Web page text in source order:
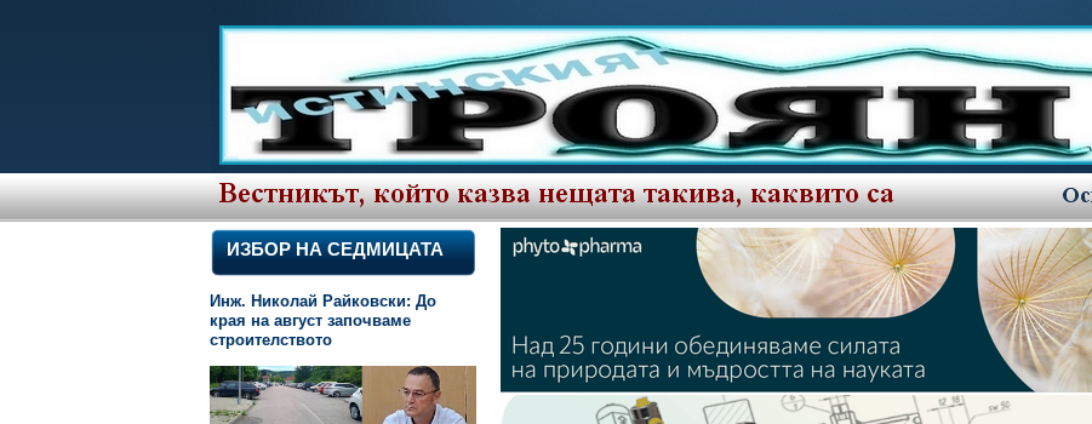
ИЗБОР НА СЕДМИЦАТА
Инж. Николай Райковски: До
края на август започваме
строителството